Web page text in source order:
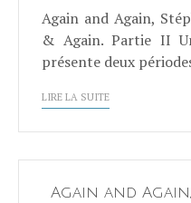
Again and Again,
& Again. Partie II
présente deux
LIRE LA SUITE
Again and